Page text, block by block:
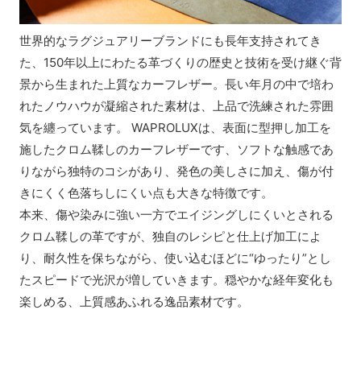
世界的なラグジュアリーブランドにも長年支持されてき
た、150年以上にわたる革づくりの歴史と技術を受け継ぐ背
景から生まれた上質なカーフレザー。長い年月の中で培わ
れたノウハウが凝縮された素材は、上品で洗練された雰囲
気を纏っています。 WAPROLUXは、表面に型押し加工を
施したクロム鞣しのカーフレザーです、ソフトな触感であ
りながら独特のコシがあり、発色の美しさに加え、傷が付
きにくく色落ちしにくい点も大きな特徴です。
本来、傷や染みに強い一方でエイジングしにくいとされる
クロム鞣しの革ですが、独自のレシピと仕上げ加工によ
り、耐久性を保ちながら、使い込むほどに“ゆったり”とし
たスピードで光沢が増していきます。穏やかな経年変化も
楽しめる、上質感あふれる逸品素材です。